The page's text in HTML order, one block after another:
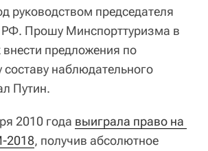
руководством председателя
РФ. Прошу Минспорттуризма в
предложения по
наблюдательного
Путин.
2010 года выиграла право на
2018, получив абсолютное